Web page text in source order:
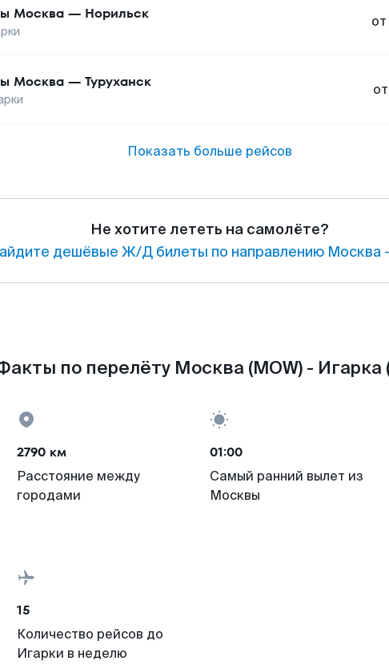
Москва — Норильск от
Москва — Туруханск от
Показать больше рейсов
Не хотите лететь на самолёте?
дешёвые Ж/Д билеты по направлению Москва
по перелёту Москва (MOW) - Игарка
2790 км
Расстояние между
городами
01:00
Самый ранний вылет из
Москвы
15
Количество рейсов до
Игарки в неделю